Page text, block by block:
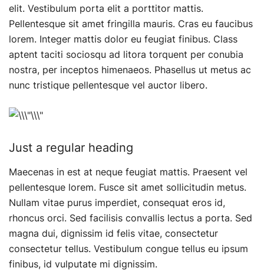
elit. Vestibulum porta elit a porttitor mattis.
Pellentesque sit amet fringilla mauris. Cras eu faucibus
lorem. Integer mattis dolor eu feugiat finibus. Class
aptent taciti sociosqu ad litora torquent per conubia
nostra, per inceptos himenaeos. Phasellus ut metus ac
nunc tristique pellentesque vel auctor libero.
Just a regular heading
Maecenas in est at neque feugiat mattis. Praesent vel
pellentesque lorem. Fusce sit amet sollicitudin metus.
Nullam vitae purus imperdiet, consequat eros id,
rhoncus orci. Sed facilisis convallis lectus a porta. Sed
magna dui, dignissim id felis vitae, consectetur
consectetur tellus. Vestibulum congue tellus eu ipsum
finibus, id vulputate mi dignissim.